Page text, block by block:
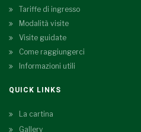
Tariffe di ingresso
Modalità visite
Visite guidate
Come raggiungerci
Informazioni utili
QUICK LINKS
La cartina
Gallery